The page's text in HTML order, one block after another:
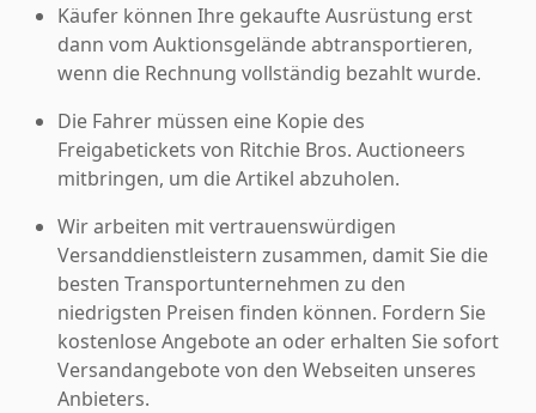
Käufer können Ihre gekaufte Ausrüstung erst
dann vom Auktionsgelände abtransportieren,
wenn die Rechnung vollständig bezahlt wurde.
Die Fahrer müssen eine Kopie des
Freigabetickets von Ritchie Bros. Auctioneers
mitbringen, um die Artikel abzuholen.
Wir arbeiten mit vertrauenswürdigen
Versanddienstleistern zusammen, damit Sie die
besten Transportunternehmen zu den
niedrigsten Preisen finden können. Fordern Sie
kostenlose Angebote an oder erhalten Sie sofort
Versandangebote von den Webseiten unseres
Anbieters.